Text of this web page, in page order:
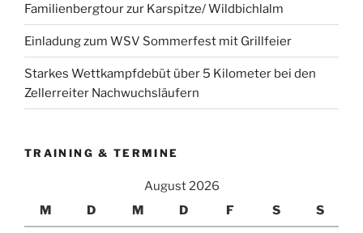
Familienbergtour zur Karspitze/ Wildbichlalm
Einladung zum WSV Sommerfest mit Grillfeier
Starkes Wettkampfdebüt über 5 Kilometer bei den
Zellerreiter Nachwuchsläufern
TRAINING & TERMINE
August 2026
M
D M D F S S